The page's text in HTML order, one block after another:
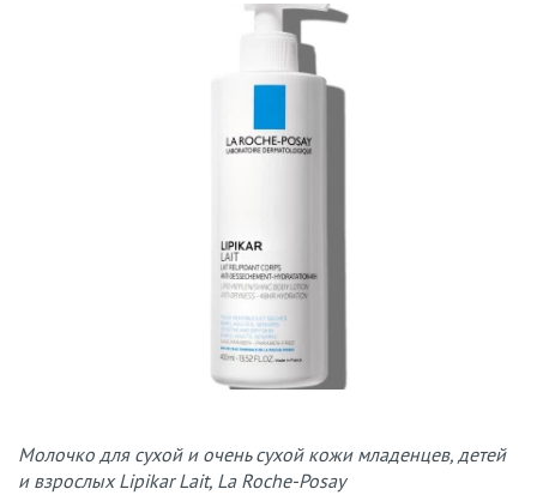
Молочко для сухой и очень сухой кожи младенцев, детей
и взрослых Lipikar Lait, La Roche-Posay